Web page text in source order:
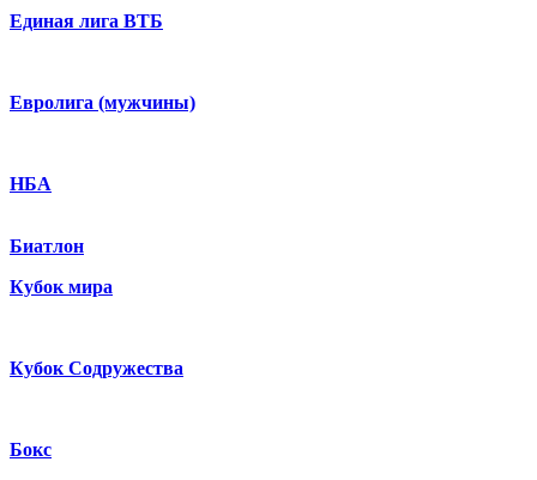
Единая лига ВТБ
Евролига (мужчины)
НБА
Биатлон
Кубок мира
Кубок Содружества
Бокс